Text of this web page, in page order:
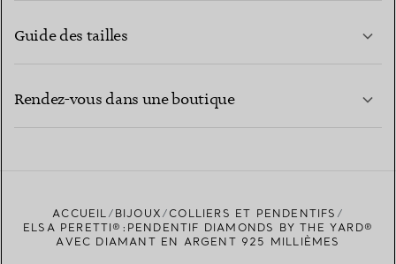
Guide des tailles
Rendez-vous dans une boutique
TROUVEZ LA BOUTIQUE LA PLUS PROCHE
ACCUEIL BIJOUX
COLLIERS ET PENDENTIFS
ELSA PERETTI®:PENDENTIF DIAMONDS BY THE YARD®
AVEC DIAMANT EN ARGENT 925 MILLIÈMES